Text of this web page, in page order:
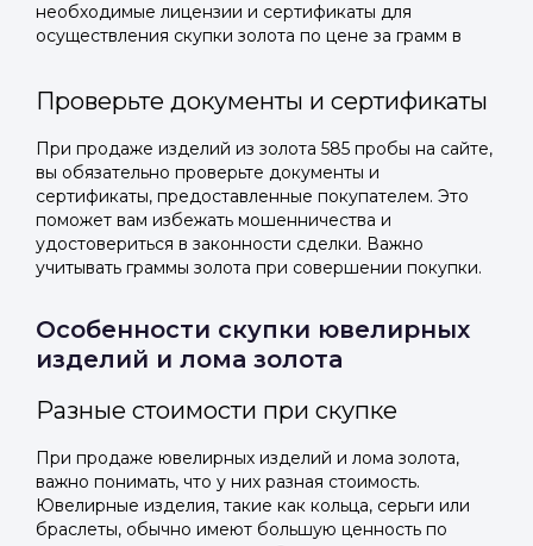
необходимые лицензии и сертификаты для
осуществления скупки золота по цене за грамм в
Проверьте документы и сертификаты
При продаже изделий из золота 585 пробы на сайте,
вы обязательно проверьте документы и
сертификаты, предоставленные покупателем. Это
поможет вам избежать мошенничества и
удостовериться в законности сделки. Важно
учитывать граммы золота при совершении покупки.
Особенности скупки ювелирных
изделий и лома золота
Разные стоимости при скупке
При продаже ювелирных изделий и лома золота,
важно понимать, что у них разная стоимость.
Ювелирные изделия, такие как кольца, серьги или
браслеты, обычно имеют большую ценность по